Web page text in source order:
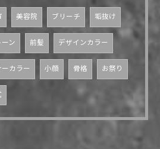
美容院 ブリーチ 垢抜け
ン 前髪 デザインカラー
カラー 小顔 骨格 お祭り